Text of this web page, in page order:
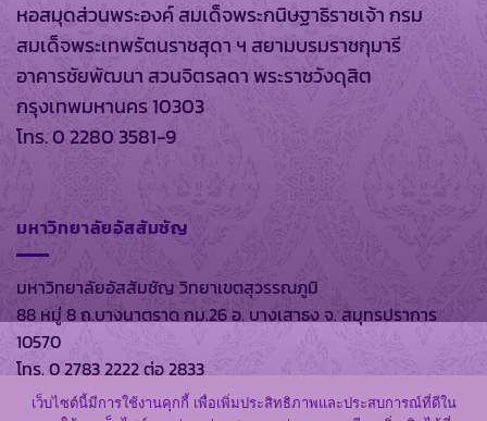
หอสมุดส่วนพระองค์ สมเด็จพระกนิษฐาธิราชเจ้า กรม
สมเด็จพระเทพรัตนราชสุดา ฯ สยามบรมราชกุมารี
อาคารชัยพัฒนา สวนจิตรลดา พระราชวังดุสิต
กรุงเทพมหานคร 10303
โทร. 0 2280 3581-9
มหาวิทยาลัยอัสสัมชัญ
มหาวิทยาลัยอัสสัมชัญ วิทยาเขตสุวรรณภูมิ
88 หมู่ 8 ถ.บางนาตราด กม.26 อ. บางเสาธง จ. สมุทรปราการ
10570
โทร. 0 2783 2222 ต่อ 2833
เว็บไซต์นี้มีการใช้งานคุกกี้ เพื่อเพิ่มประสิทธิภาพและประสบการณ์ที่ดีใน